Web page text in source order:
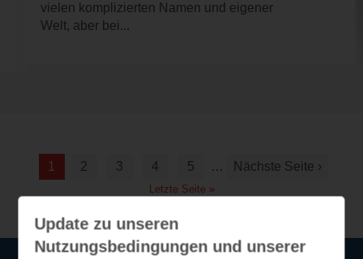
vielen komplizierten Namen und eigener
Welt, aber bei...
1 2 3 4 5 … Nächste Seite ›
Letzte Seite »
Update zu unseren
Nutzungsbedingungen und unserer